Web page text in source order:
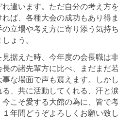
れ違います。ただ自分の考え方
ば、各種大会の成功もあり得
立場や考え方に寄り添う気持
ょう。
据えた時、今年度の会長職は
の諸先輩方に比べ、まだまだ
な場面で声も震えます。しか
、共に活動してくれる、汗と
こそ愛する大館の為に、皆で
年間どうぞよろしくお願い致